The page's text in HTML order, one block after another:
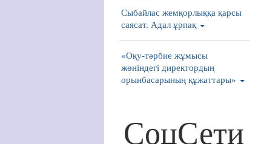
Сыбайлас жемқорлыққа қарсы
саясат. Адал ұрпақ
«Оқу-тәрбие жұмысы
жөніндегі директордың
орынбасарының құжаттары»
СоцСети